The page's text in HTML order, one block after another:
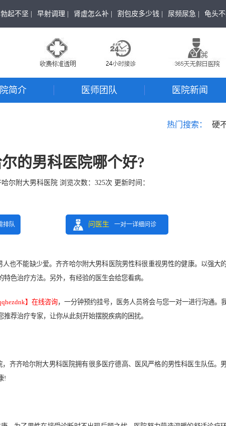
勃起不坚 | 早射调理 | 肾虚怎么补 | 割包皮多少钱 | 尿频尿急 | 龟头
简介 医师团队 医院新闻
热门搜索： 硬
的男科医院哪个好?
哈尔附大男科医院浏览次数： 325次 更新时间：
排队 问医生 一对一详细问诊
人也不能缺少爱。齐齐哈尔附大男科医院男性科很重视男性的健康。以强大
色治疗方法。另外，有经验的医生会给您看病。
】在线咨询，一分钟预约挂号，医务人员将会与您一对一进行沟通。
荐治疗专家，让你从此刻开始摆脱疾病的困扰。
齐哈尔附大男科医院拥有很多医疗德高、医风严格的男性科医生队伍。
!